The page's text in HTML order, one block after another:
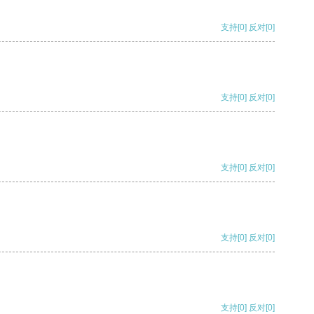
支持[0] 反对[0]
支持[0] 反对[0]
支持[0] 反对[0]
支持[0] 反对[0]
支持[0] 反对[0]